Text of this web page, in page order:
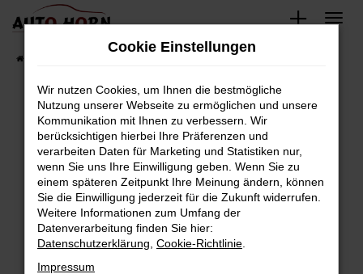
Zum
springen
Fahrzeugbestand
Fehler: Network Error
Beim Laden ist ein Fehler aufgetreten.
Hier sind ein paar Tipps, die dir helfen können:
Überprüfe deine Firewall und deine
Internetverbindung.
Laden andere Webseiten, zum Beispiel deine
Suchmaschine?
Cookie Einstellungen
Wir nutzen Cookies, um Ihnen die bestmögliche
Nutzung unserer Webseite zu ermöglichen und unsere
Kommunikation mit Ihnen zu verbessern. Wir
berücksichtigen hierbei Ihre Präferenzen und
verarbeiten Daten für Marketing und Statistiken nur,
wenn Sie uns Ihre Einwilligung geben. Wenn Sie zu
einem späteren Zeitpunkt Ihre Meinung ändern, können
Sie die Einwilligung jederzeit für die Zukunft widerrufen.
Weitere Informationen zum Umfang der
Datenverarbeitung finden Sie hier:
Datenschutzerklärung Cookie-Richtlinie
Impressum